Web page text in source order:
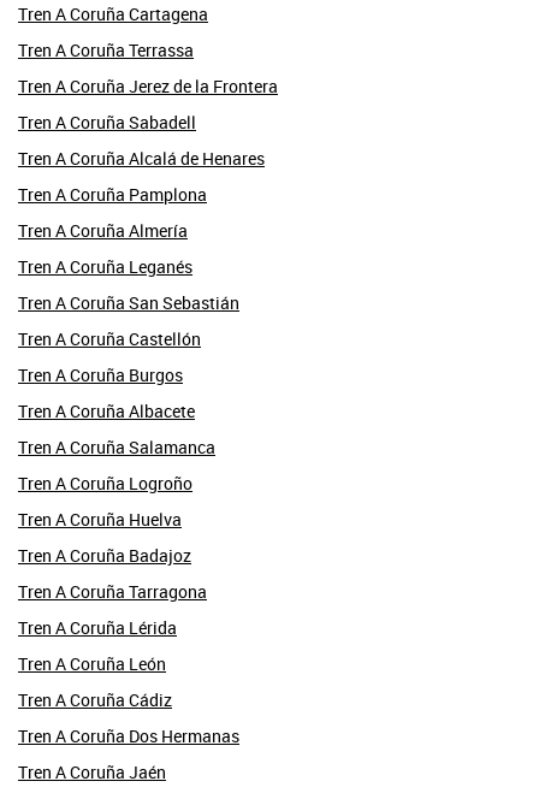
Tren A Coruña Cartagena
Tren A Coruña Terrassa
Tren A Coruña Jerez de la Frontera
Tren A Coruña Sabadell
Tren A Coruña Alcalá de Henares
Tren A Coruña Pamplona
Tren A Coruña Almería
Tren A Coruña Leganés
Tren A Coruña San Sebastián
Tren A Coruña Castellón
Tren A Coruña Burgos
Tren A Coruña Albacete
Tren A Coruña Salamanca
Tren A Coruña Logroño
Tren A Coruña Huelva
Tren A Coruña Badajoz
Tren A Coruña Tarragona
Tren A Coruña Lérida
Tren A Coruña León
Tren A Coruña Cádiz
Tren A Coruña Dos Hermanas
Tren A Coruña Jaén